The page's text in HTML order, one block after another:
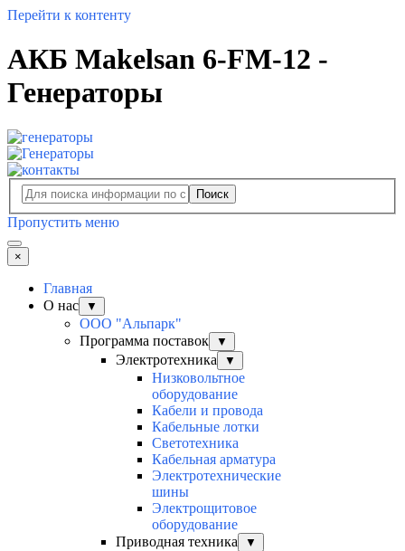
Перейти к контенту
АКБ Makelsan 6-FM-12 -
Генераторы
Поиск
Пропустить меню
×
Главная
О нас
▼
ООО "Альпарк"
Программа поставок
▼
Электротехника ▼
Низковольтное
оборудование
Кабели и провода
Кабельные лотки
Светотехника
Кабельная арматура
Электротехнические
шины
Электрощитовое
оборудование
Приводная техника
▼